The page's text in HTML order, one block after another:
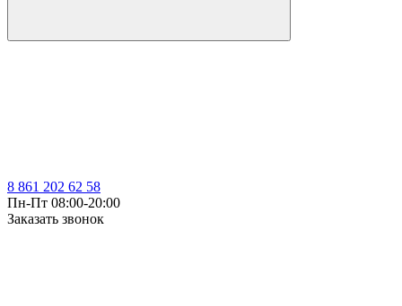
8 861 202 62 58
Пн-Пт 08:00-20:00
Заказать звонок